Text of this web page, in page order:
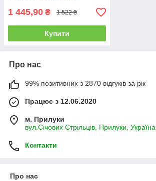
1 445,90 ₴ 1 522 ₴
Купити
Про нас
99% позитивних з 2870 відгуків за рік
Працює з 12.06.2020
м. Прилуки
вул.Січових Стрільців, Прилуки, Україна
Контакти
Про нас